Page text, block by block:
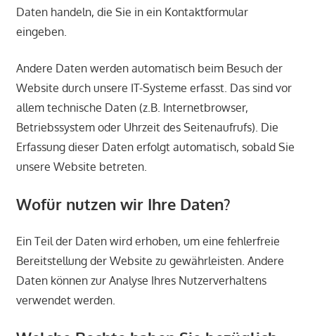
Daten handeln, die Sie in ein Kontaktformular
eingeben.
Andere Daten werden automatisch beim Besuch der
Website durch unsere IT-Systeme erfasst. Das sind vor
allem technische Daten (z.B. Internetbrowser,
Betriebssystem oder Uhrzeit des Seitenaufrufs). Die
Erfassung dieser Daten erfolgt automatisch, sobald Sie
unsere Website betreten.
Wofür nutzen wir Ihre Daten?
Ein Teil der Daten wird erhoben, um eine fehlerfreie
Bereitstellung der Website zu gewährleisten. Andere
Daten können zur Analyse Ihres Nutzerverhaltens
verwendet werden.